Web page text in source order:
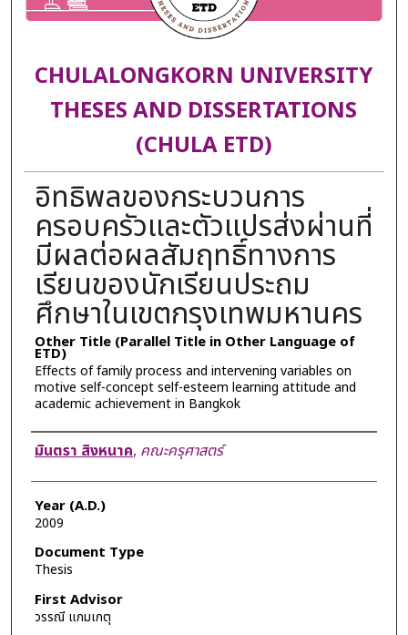
CHULALONGKORN UNIVERSITY
THESES AND DISSERTATIONS
(CHULA ETD)
อิทธิพลของกระบวนการ
ครอบครัวและตัวแปรส่งผ่านที่
มีผลต่อผลสัมฤทธิ์ทางการ
เรียนของนักเรียนประถม
ศึกษาในเขตกรุงเทพมหานคร
Other Title (Parallel Title in Other Language of
ETD)
Effects of family process and intervening variables on
motive self-concept self-esteem learning attitude and
academic achievement in Bangkok
Author
มินตรา สิงหนาค, คณะครุศาสตร์
Year (A.D.)
2009
Document Type
Thesis
First Advisor
วรรณี แกมเกตุ